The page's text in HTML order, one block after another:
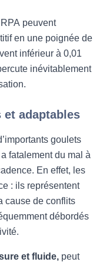
peuvent
en une poignée de
inférieur à 0,01
inévitablement
adaptables
goulets
fatalement du mal à
En effet, les
: ils représentent
cause de conflits
débordés
et fluide, peut